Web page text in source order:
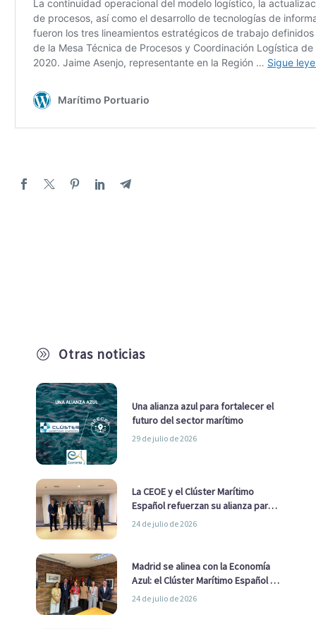
A Otras noticias
Una alianza azul para fortalecer el
futuro del sector marítimo
29 de julio de 2026
La CEOE y el Clúster Marítimo
Español refuerzan su alianza para
impulsar una estrategia Nacional
24 de julio de 2026
Madrid se alinea con la Economía
Azul: el Clúster Marítimo Español y
la Real Liga Naval avanzan alianzas
24 de julio de 2026